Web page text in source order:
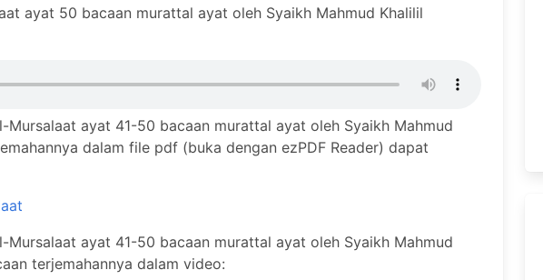
ayat 50 bacaan murattal ayat oleh Syaikh Mahmud Khalilil
Mursalaat ayat 41-50 bacaan murattal ayat oleh Syaikh Mahmud
dalam file pdf (buka dengan ezPDF Reader) dapat
Mursalaat ayat 41-50 bacaan murattal ayat oleh Syaikh Mahmud
terjemahannya dalam video: